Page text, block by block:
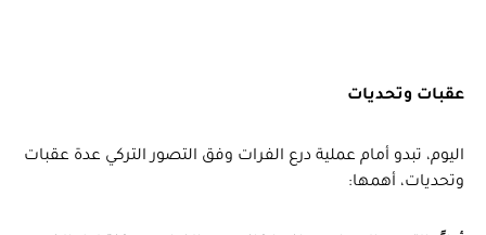
عقبات وتحديات
اليوم، تبدو أمام عملية درع الفرات وفق التصور التركي عدة عقبات
وتحديات، أهمها: